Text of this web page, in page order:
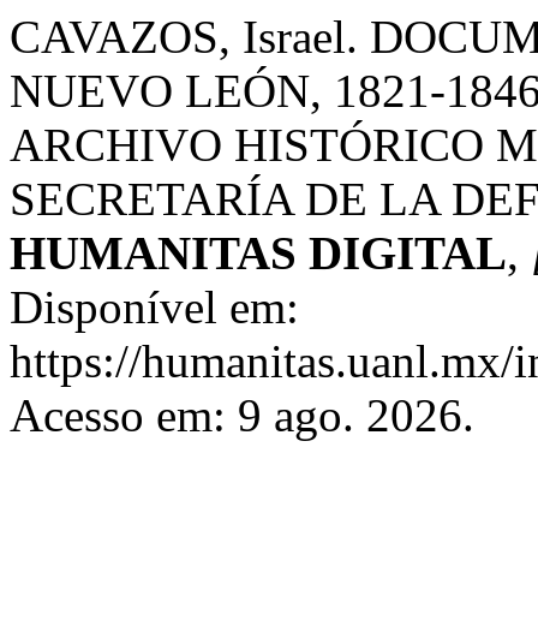
CAVAZOS, Israel.
NUEVO LEÓN, 1821-
ARCHIVO HISTÓRICO
SECRETARÍA DE LA
HUMANITAS DIGITAL,
Disponível em:
https://
Acesso em: 9 ago. 2026.